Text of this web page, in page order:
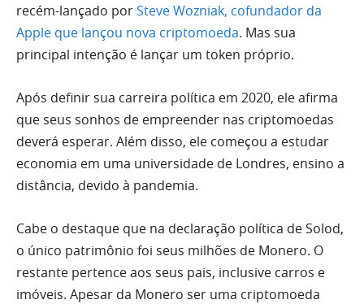
recém-lançado porSteve Wozniak, cofundador da
Apple que lançou nova criptomoeda. Mas sua
principal intenção é lançar um token próprio.
Após definir sua carreira política em 2020, ele afirma
que seus sonhos de empreender nas criptomoedas
deverá esperar. Além disso, ele começou a estudar
economia em uma universidade de Londres, ensino a
distância, devido à pandemia.
Cabe o destaque que na declaração política de Solod,
o único patrimônio foi seus milhões de Monero. O
restante pertence aos seus pais, inclusive carros e
imóveis. Apesar da Monero ser uma criptomoeda